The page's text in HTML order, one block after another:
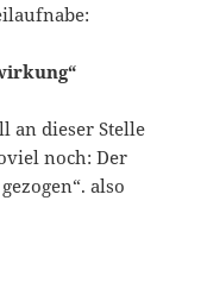
an dieser Stelle
noch: Der
also